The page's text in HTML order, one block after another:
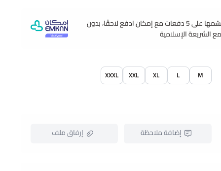
وقسّمها على 5 دفعات مع إمكان ادفع لاحقًا، بدون
الشريعة الإسلامية
M
L
XL
XXL
XXXL
إضافة ملاحظة إرفاق ملف